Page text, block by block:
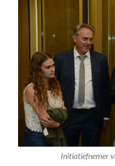
Initiatiefnemer